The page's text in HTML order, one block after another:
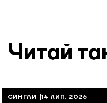
Читай
СИНГЛИ 14 ЛИП, 2026